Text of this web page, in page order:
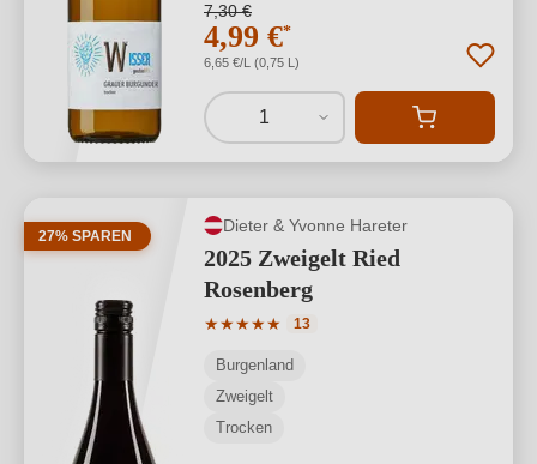
7,30 €
4,99 €*
6,65 €/L (0,75 L)
1
27% SPAREN
Dieter & Yvonne Hareter
2025 Zweigelt Ried
Rosenberg
★★★★★
Durchschnittliche Bewertung von 5
13
Burgenland
Zweigelt
Trocken